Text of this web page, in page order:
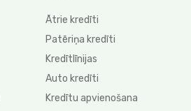
Ātrie kredīti
Patēriņa kredīti
Kredītlīnijas
Auto kredīti
Kredītu apvienošana